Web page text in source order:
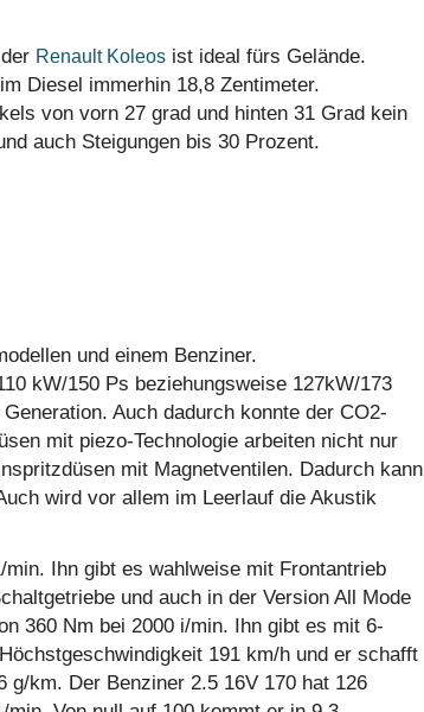
Renault Koleos ist ideal fürs Gelände.
Diesel immerhin 18,8 Zentimeter.
von vorn 27 grad und hinten 31 Grad kein
auch Steigungen bis 30 Prozent.
und einem Benziner.
kW/150 Ps beziehungsweise 127kW/173
Auch dadurch konnte der CO2-
mit piezo-Technologie arbeiten nicht nur
mit Magnetventilen. Dadurch kann
wird vor allem im Leerlauf die Akustik
Ihn gibt es wahlweise mit Frontantrieb
und auch in der Version All Mode
360 Nm bei 2000 i/min. Ihn gibt es mit 6-
191 km/h und er schafft
km. Der Benziner 2.5 16V 170 hat 126